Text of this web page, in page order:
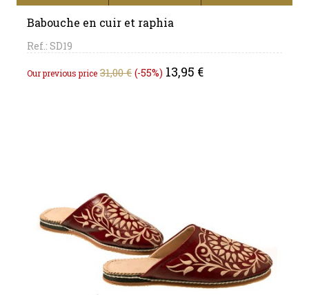
Babouche en cuir et raphia
Ref.: SD19
Our previous price Regular
31,00 € -55% Price
13,95 €